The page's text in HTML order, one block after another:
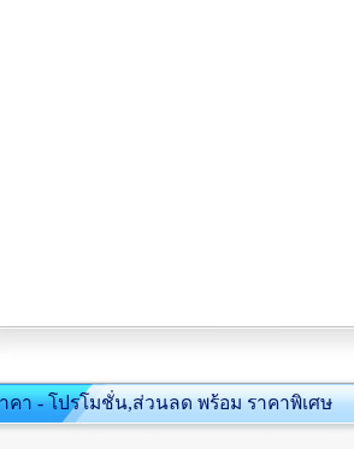
คา - โปรโมชั่น,ส่วนลด พร้อม ราคาพิเศษ